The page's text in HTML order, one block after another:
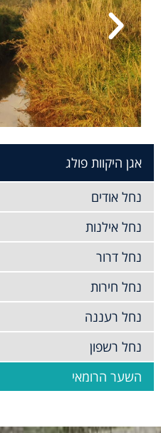
אגן היקוות פולג
נחל אודים
נחל אילנות
נחל דרור
נחל חירות
נחל רעננה
נחל רשפון
השער הרומאי